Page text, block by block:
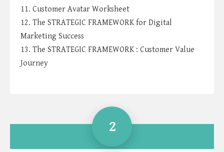
11. Customer Avatar Worksheet
12. The STRATEGIC FRAMEWORK for Digital
Marketing Success
13. The STRATEGIC FRAMEWORK : Customer Value
Journey
2